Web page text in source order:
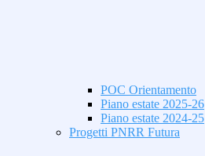
POC Orientamento
Piano estate 2025-26
Piano estate 2024-25
Progetti PNRR Futura